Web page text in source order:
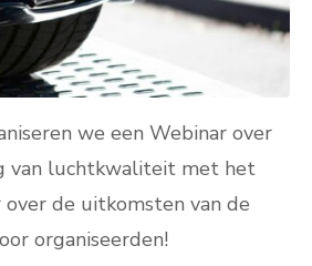
we een Webinar over
van luchtkwaliteit met het
over de uitkomsten van de
organiseerden!